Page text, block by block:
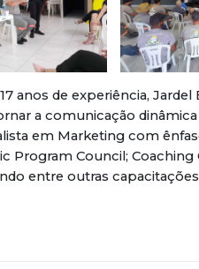
anos de experiência,
a comunicação
em Marketing com
Program Council;
entre outras